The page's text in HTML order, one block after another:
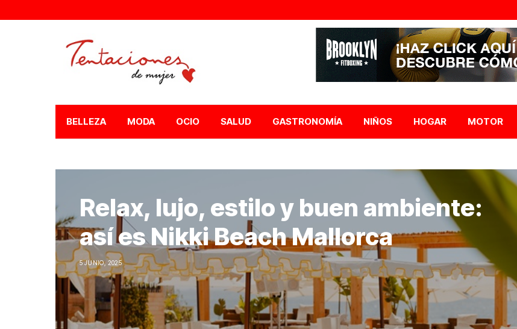
BELLEZA MODA OCIO SALUD GASTRONOMÍA NIÑOS HOGAR MOTOR
Relax, lujo, estilo y buen ambiente:
así es Nikki Beach Mallorca
5 JUNIO, 2025